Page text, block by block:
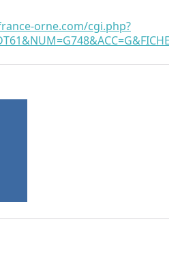
orne.com/cgi.php?